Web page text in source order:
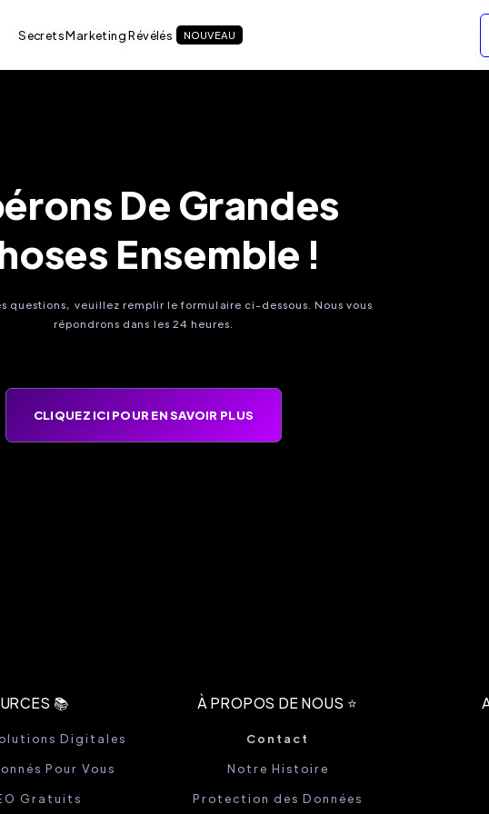
Secrets Marketing Révélés NOUVEAU
De Grandes
Ensemble !
questions, veuillez remplir le formulaire ci-dessous. Nous vous
répondrons dans les 24 heures.
CLIQUEZ ICI POUR EN SAVOIR PLUS
📚
Digitales
Pour Vous
Gratuits
À PROPOS DE NOUS ⭐️
Contact
Notre Histoire
Protection des Données